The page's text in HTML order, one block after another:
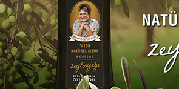
Sarması Tarifi
Soysal